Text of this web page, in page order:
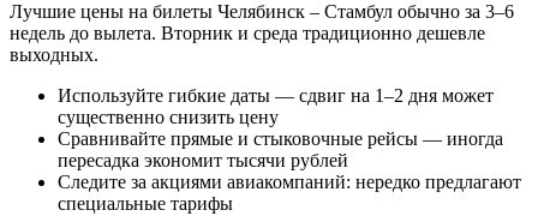
Лучшие цены на билеты Челябинск – Стамбул обычно за 3–6
недель до вылета. Вторник и среда традиционно дешевле
выходных.
Используйте гибкие даты — сдвиг на 1–2 дня может
существенно снизить цену
Сравнивайте прямые и стыковочные рейсы — иногда
пересадка экономит тысячи рублей
Следите за акциями авиакомпаний: нередко предлагают
специальные тарифы